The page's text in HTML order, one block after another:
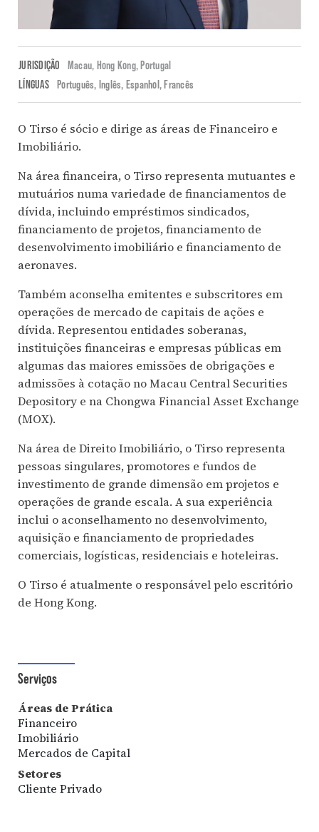
JURISDIÇÃO Macau, Hong Kong,Portugal
LÍNGUAS Português Inglês Espanhol Francês
O Tirso é sócio e dirige as áreas de Financeiro e
Imobiliário.
Na área financeira, o Tirso representa mutuantes e
mutuários numa variedade de financiamentos de
dívida, incluindo empréstimos sindicados,
financiamento de projetos, financiamento de
desenvolvimento imobiliário e financiamento de
aeronaves.
Também aconselha emitentes e subscritores em
operações de mercado de capitais de ações e
dívida. Representou entidades soberanas,
instituições financeiras e empresas públicas em
algumas das maiores emissões de obrigações e
admissões à cotação no Macau Central Securities
Depository e na Chongwa Financial Asset Exchange
(MOX).
Na área de Direito Imobiliário, o Tirso representa
pessoas singulares, promotores e fundos de
investimento de grande dimensão em projetos e
operações de grande escala. A sua experiência
inclui o aconselhamento no desenvolvimento,
aquisição e financiamento de propriedades
comerciais, logísticas, residenciais e hoteleiras.
O Tirso é atualmente o responsável pelo escritório
de Hong Kong.
Serviços
Áreas de Prática
Financeiro
Imobiliário
Mercados de Capital
Setores
Cliente Privado